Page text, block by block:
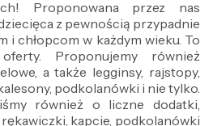
Proponowana przez nas
z pewnością przypadnie
i chłopcom w każdym wieku. To
Proponujemy również
a także legginsy, rajstopy,
podkolanówki i nie tylko.
również o liczne dodatki,
kapcie, podkolanówki